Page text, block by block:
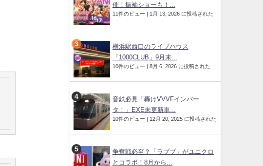
催！振袖ショーも！...
11件のビュー | 1月 13, 2026 に投稿された
横浜駅西口のライブハウス
「1000CLUB」9月末...
10件のビュー | 8月 6, 2026 に投稿された
音鉄必見「轟けVVVFインバー
タ！」EXE未更新車...
10件のビュー | 12月 20, 2025 に投稿された
争奪戦必至？「ラブブ」がユニクロ
とコラボ！8月から...